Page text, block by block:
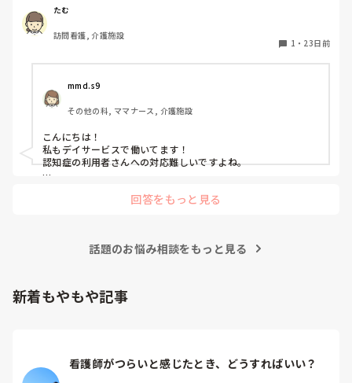
対応についても工夫点を教えていただきたいです。
相手に安心していただきながら、自分自身も余裕を持って接
たむ
訪問看護, 介護施設
1 ・ 23日前
mmd.s9
その他の科, ママナース, 介護施設
こんにちは！
私もデイサービスで働いてます！
認知症の利用者さんへの対応難しいですよね。
る。帰りのレクや体操が終わったら帰れるよ〜。など声かけを
する。もしかしたら何もすることがないからであれば、その利
参考にならなければすみません！
回答をもっと見る
話題のお悩み相談をもっと見る
新着もやもや記事
看護師がつらいと感じたとき、どうすればいい？